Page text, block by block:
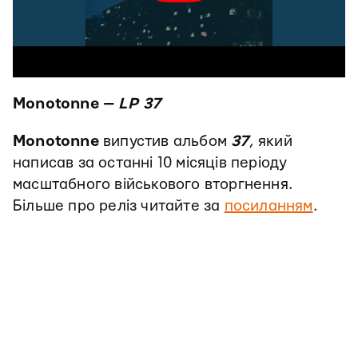
Monotonne — LP 37
Monotonneвипустив альбом 37, який
написав за останні 10 місяців періоду
масштабного військового вторгнення.
Більше про реліз читайте за посиланням.